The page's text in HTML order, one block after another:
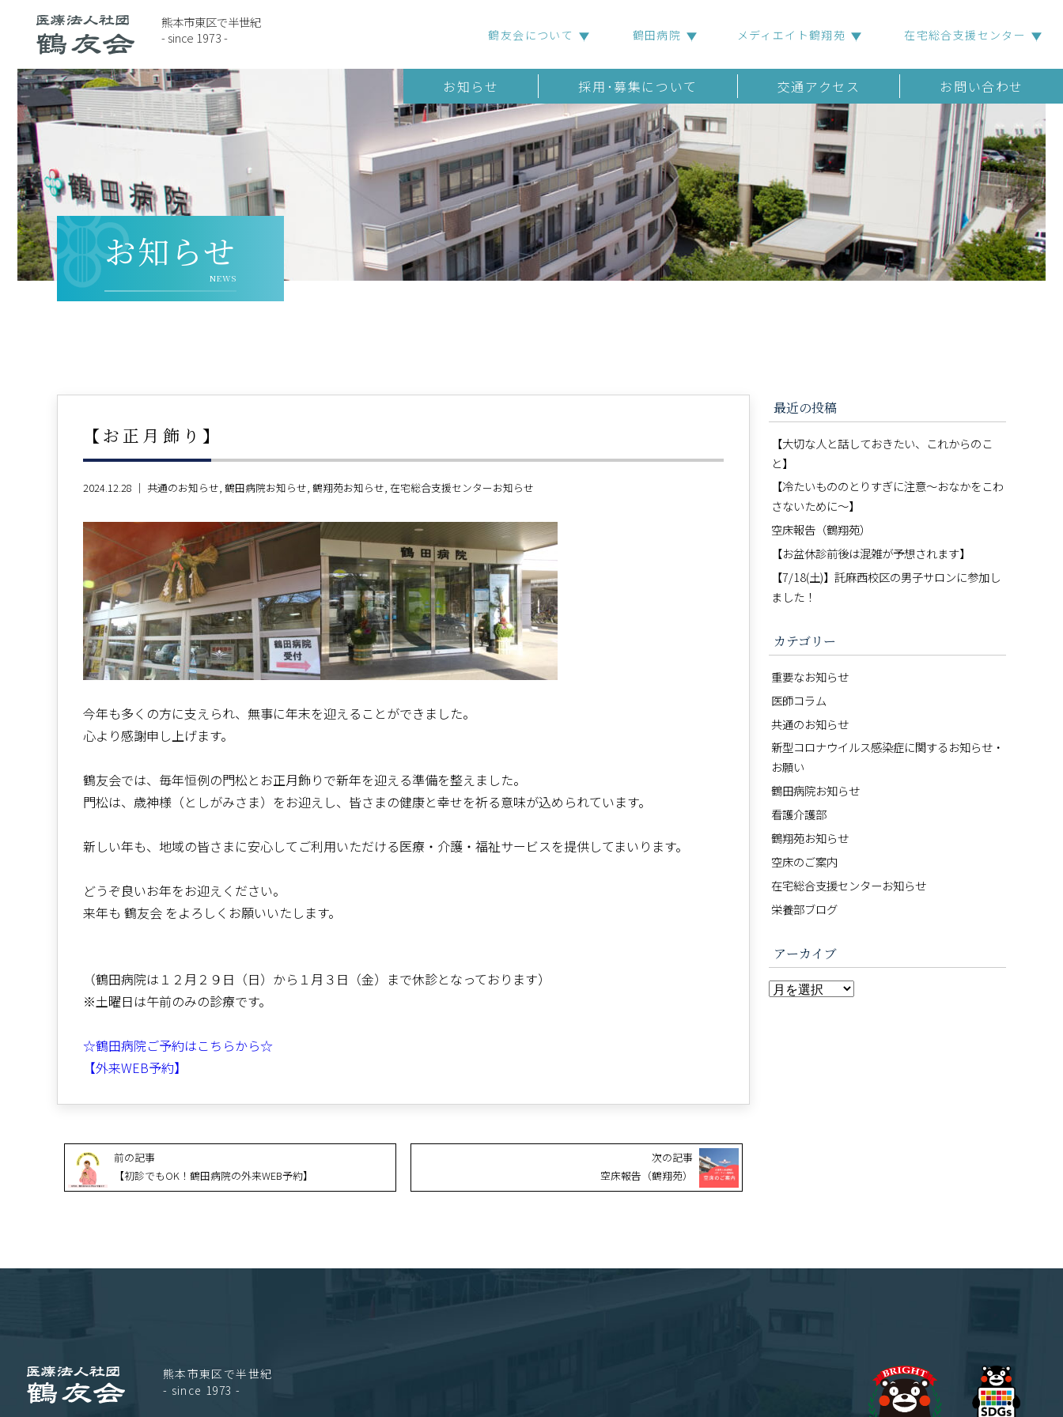
熊本市東区で半世紀
- since 1973 -
鶴友会について 鶴田病院 メディエイト鶴翔苑 在宅総合支援センター
お知らせ 採用･募集について 交通アクセス お問い合わせ
お知らせ
NEWS
【お正月飾り】
2024.12.28 ｜ 共通のお知らせ 鶴田病院お知らせ 鶴翔苑お知らせ 在宅総合支援センターお知らせ
今年も多くの方に支えられ、無事に年末を迎えることができました。
心より感謝申し上げます。
鶴友会では、毎年恒例の門松とお正月飾りで新年を迎える準備を整えました。
門松は、歳神様（としがみさま）をお迎えし、皆さまの健康と幸せを祈る意味が込められています。
新しい年も、地域の皆さまに安心してご利用いただける医療・介護・福祉サービスを提供してまいります。
どうぞ良いお年をお迎えください。
来年も 鶴友会 をよろしくお願いいたします。
（鶴田病院は１２月２９日（日）から１月３日（金）まで休診となっております）
※土曜日は午前のみの診療です。
☆鶴田病院ご予約はこちらから☆
【外来WEB予約】
前の記事
【初診でもOK！鶴田病院の外来WEB予約】
次の記事
空床報告（鶴翔苑）
最近の投稿
【大切な人と話しておきたい、これからのこ
と】
【冷たいもののとりすぎに注意〜おなかをこわ
さないために〜】
空床報告（鶴翔苑）
【お盆休診前後は混雑が予想されます】
【7/18(土)】託麻西校区の男子サロンに参加し
ました！
カテゴリー
重要なお知らせ
医師コラム
共通のお知らせ
新型コロナウイルス感染症に関するお知らせ・
お願い
鶴田病院お知らせ
看護介護部
鶴翔苑お知らせ
空床のご案内
在宅総合支援センターお知らせ
栄養部ブログ
アーカイブ
熊本市東区で半世紀
- since 1973 -